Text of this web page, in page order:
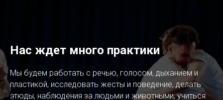
Нас ждет много практики
Мы будем работать с речью, голосом, дыханием и
пластикой, исследовать жесты и поведение, делать
этюды, наблюдения за людьми и животными, учиться